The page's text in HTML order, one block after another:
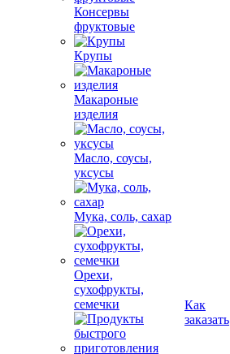
Консервы
фруктовые
Крупы
Макароные
изделия
Масло, соусы,
уксусы
Мука, соль, сахар
Орехи,
сухофрукты,
семечки
Как
заказать